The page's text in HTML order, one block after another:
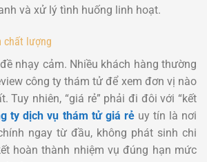
và xử lý tình huống linh hoạt.
chất lượng
nhạy cảm. Nhiều khách hàng thường
công ty thám tử để xem đơn vị nào
Tuy nhiên, “giá rẻ” phải đi đôi với “kết
ty dịch vụ thám tử giá rẻuy tín là nơi
ngay từ đầu, không phát sinh chi
hoàn thành nhiệm vụ đúng hạn mức